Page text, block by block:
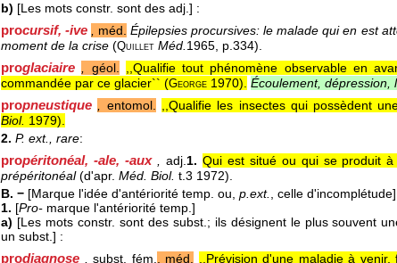
b) [Les mots constr. sont des adj.] :
procursif, -ive , méd. Épilepsies procursives: le malade qui en est
moment de la crise (Quillet Méd.1965, p.334).
proglaciaire , géol. ,,Qualifie tout phénomène observable en
commandée par ce glacier`` (George 1970). Écoulement, dépression,
propneustique , entomol. ,,Qualifie les insectes qui possèdent
Biol. 1979).
2. P. ext., rare:
propéritonéal, -ale, -aux , adj.1. Qui est situé ou qui se produit
prépéritonéal(d'apr. Méd. Biol. t.3 1972).
B. − [Marque l'idée d'antériorité temp. ou, p.ext., celle d'incomplétude]
1. [Pro- marque l'antériorité temp.]
a) [Les mots constr. sont des subst.; ils désignent le plus souvent
un subst.] :
prodiagnose , subst. fém., méd. ,,Prévision d'une maladie à